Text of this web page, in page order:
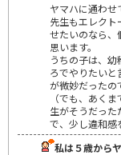
ヤマハに通わせ
先生もエレクト
せたいのなら、
思います。
うちの子は、
ろでやりたい
が微妙だったの
（でも、あく
生がそうだった
で、少し違和感
私は５歳から